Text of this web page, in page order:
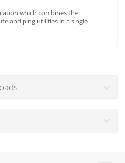
which combines the
and ping utilities in a single